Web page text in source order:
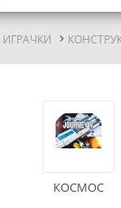
ИГРАЧКИ
КОСМОС